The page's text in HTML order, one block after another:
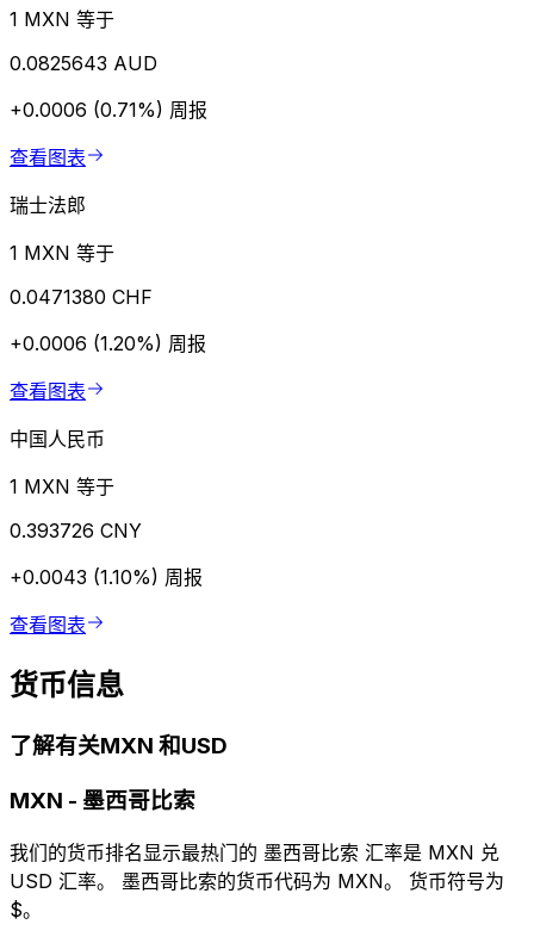
1 MXN 等于
0.0825643 AUD
+0.0006 (0.71%) 周报
查看图表
瑞士法郎
1 MXN 等于
0.0471380 CHF
+0.0006 (1.20%) 周报
查看图表
中国人民币
1 MXN 等于
0.393726 CNY
+0.0043 (1.10%) 周报
查看图表
货币信息
了解有关MXN 和USD
MXN - 墨西哥比索
我们的货币排名显示最热门的 墨西哥比索 汇率是 MXN 兑
USD 汇率。 墨西哥比索的货币代码为 MXN。 货币符号为
$。